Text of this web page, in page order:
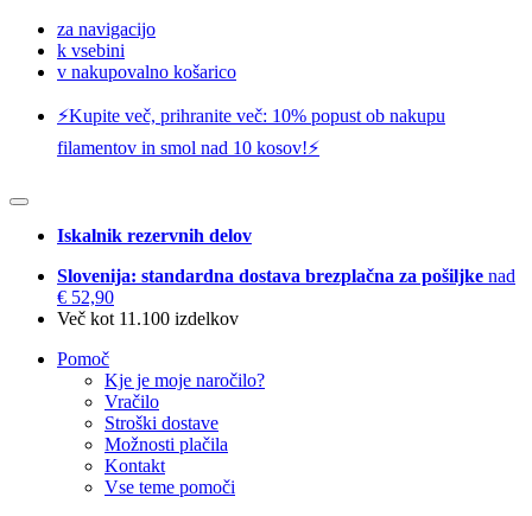
za navigacijo
k vsebini
v nakupovalno košarico
⚡️Kupite več, prihranite več: 10% popust ob nakupu
filamentov in smol nad 10 kosov!⚡️
Iskalnik rezervnih delov
Slovenija: standardna dostava brezplačna za pošiljke nad
€ 52,90
Več kot 11.100 izdelkov
Pomoč
Kje je moje naročilo?
Vračilo
Stroški dostave
Možnosti plačila
Kontakt
Vse teme pomoči